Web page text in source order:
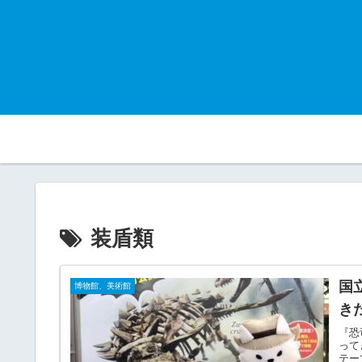
装盾類
博物館、美術館
国
き
『
っ
テ